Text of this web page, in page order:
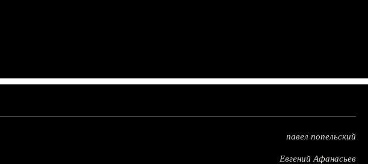
павел попельский
Евгений Афанасьев